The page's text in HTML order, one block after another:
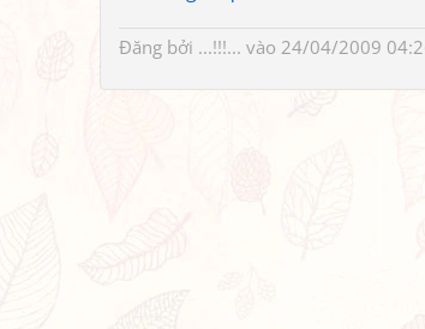
Đăng bởi ...!!!... vào 24/04/2009